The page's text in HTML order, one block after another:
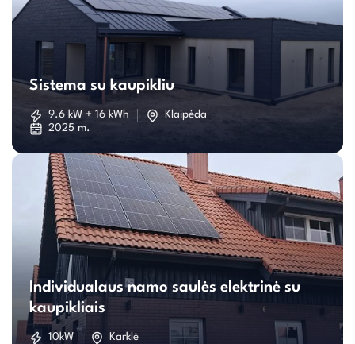
Sistema
su
kaupikliu
Sistema su kaupikliu
9.6 kW + 16 kWh
Klaipėda
2025 m.
Individualaus
namo
saulės
Individualaus namo saulės elektrinė su
kaupikliais
10kW
Karklė